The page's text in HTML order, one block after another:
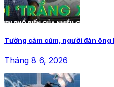
Tưởng cảm cúm, người đàn
Tháng 8 6, 2026